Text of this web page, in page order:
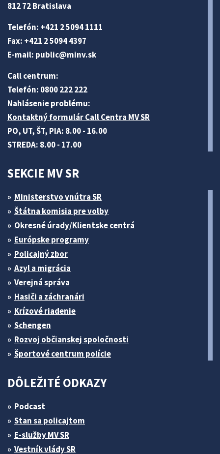
812 72 Bratislava
Telefón: +421 2 5094 1111
Fax: +421 2 5094 4397
E-mail: public@minv.sk
Call centrum:
Telefón: 0800 222 222
Nahlásenie problému:
Kontaktný formulár Call Centra MV SR
PO, UT, ŠT, PIA: 8.00 - 16.00
STREDA: 8.00 - 17.00
SEKCIE MV SR
Ministerstvo vnútra SR
Štátna komisia pre volby
Okresné úrady/Klientske centrá
Európske programy
Policajný zbor
Azyl a migrácia
Verejná správa
Hasiči a záchranári
Krízové riadenie
Schengen
Rozvoj občianskej spoločnosti
Športové centrum polície
DÔLEŽITÉ ODKAZY
Podcast
Stan sa policajtom
E-služby MV SR
Vestník vlády SR